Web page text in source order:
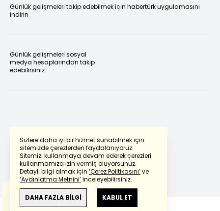
Sizlere daha iyi bir hizmet sunabilmek için
sitemizde çerezlerden faydalanıyoruz.
Sitemizi kullanmaya devam ederek çerezleri
kullanmamıza izin vermiş oluyorsunuz.
Detaylı bilgi almak için ‘Çerez Politikasını’ve
‘Aydınlatma Metnini’inceleyebilirsiniz.
DAHA FAZLA BİLGİ KABUL ET
Günlük gelişmeleri takip edebilmek için habertürk uygulamasını
indirin
Günlük gelişmeleri sosyal
medya hesaplarından takip
edebilirsiniz.
Powered by Translate
Bu çevirideGoogle Transletekullanılmıştır.
Anlam ve çeviri hatalarından
haberturk.com
sorumlu değildir.